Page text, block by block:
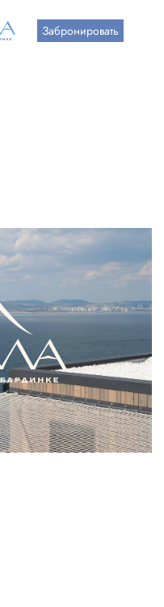
Забронировать